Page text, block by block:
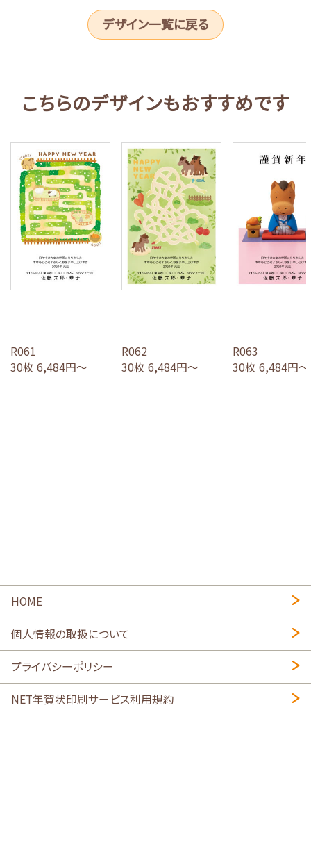
デザイン一覧に戻る
こちらのデザインもおすすめです
R061
30枚 6,484円～
R062
30枚 6,484円～
R063
30枚 6,484円～
HOME
個人情報の取扱について
プライバシーポリシー
NET年賀状印刷サービス利用規約